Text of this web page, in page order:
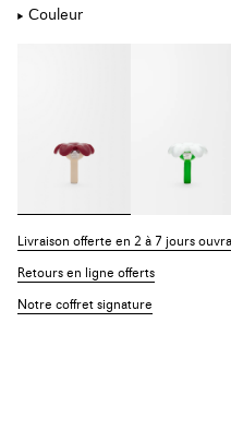
Couleur
Livraison offerte en 2 à 7 jours
Retours en ligne offerts
Notre coffret signature